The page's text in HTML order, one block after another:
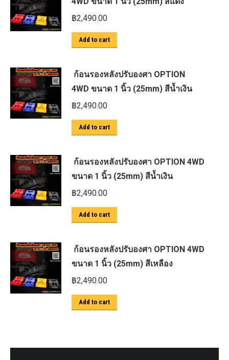
฿2,490.00
Add to cart
ก้อนรองหลังปรับองศา OPTION
4WD ขนาด 1 นิ้ว (25mm) สีน้ำเงิน
฿2,490.00
Add to cart
ก้อนรองหลังปรับองศา OPTION 4WD
ขนาด 1 นิ้ว (25mm) สีน้ำเงิน
฿2,490.00
Add to cart
ก้อนรองหลังปรับองศา OPTION 4WD
ขนาด 1 นิ้ว (25mm) สีเหลือง
฿2,490.00
Add to cart